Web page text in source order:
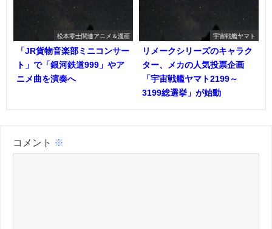
松本零士関連アニメ＆漫画
「JR貨物音楽部ミニコンサー
ト」で「銀河鉄道999」やア
ニメ曲を演奏へ
宇宙戦艦ヤマト
リメークシリーズのキャラク
ター、メカの人気投票企画
「宇宙戦艦ヤマト2199～
3199総選挙」が始動
コメント ※